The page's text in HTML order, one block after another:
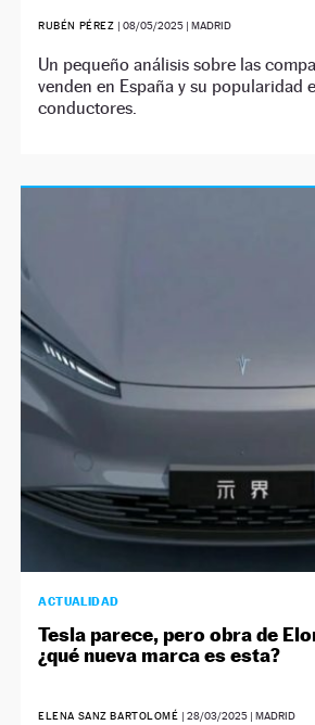
RUBÉN PÉREZ |08/05/2025 | MADRID
Un pequeño análisis sobre las
venden en España y su popularidad
conductores.
ACTUALIDAD
Tesla parece, pero obra de
¿qué nueva marca es esta?
ELENA SANZ BARTOLOMÉ |28/03/2025 | MADRID